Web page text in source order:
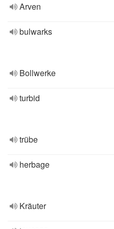
Arven
bulwarks
Bollwerke
turbid
trübe
herbage
Kräuter